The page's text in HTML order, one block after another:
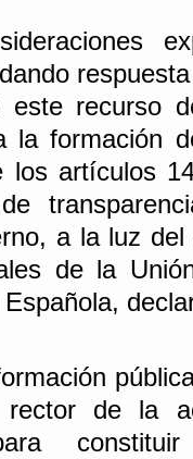
este recurso
la formación
los artículos
a la luz
de la
rector de la
para